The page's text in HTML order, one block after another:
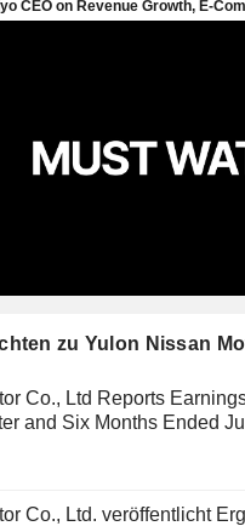
zu Yulon Nissan
Co., Ltd Reports
and Six Months Ended
Co., Ltd. veröffentlicht